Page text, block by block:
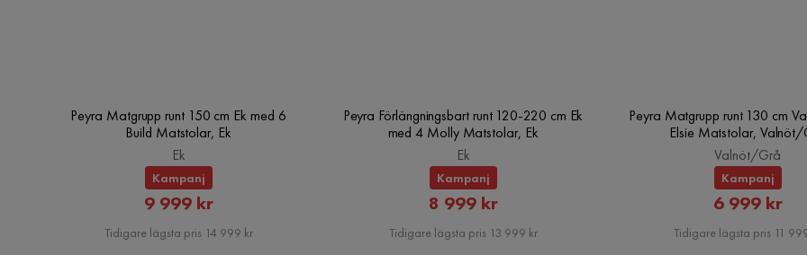
Peyra Matgrupp runt 150 cm Ek med 6
Build Matstolar, Ek
Ek
Kampanj
Rabatterat
Pris
9 999 kr
Tidigare lägsta pris 14 999 kr
Peyra Förlängningsbart runt 120-220 cm Ek
med 4 Molly Matstolar, Ek
Ek
Kampanj
Rabatterat
Pris
8 999 kr
Tidigare lägsta pris 13 999 kr
Peyra Matgrupp runt 130 cm
Elsie Matstolar, Valnöt/
Valnöt/Grå
Kampanj
Pris
6 999 kr
Tidigare lägsta pris 11